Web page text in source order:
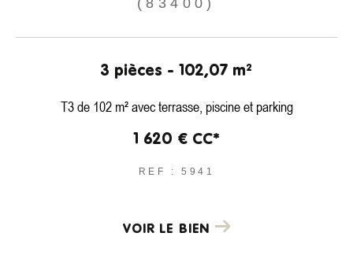
(83400)
3 pièces - 102,07 m²
T3 de 102 m² avec terrasse, piscine et parking
1 620 € CC*
REF : 5941
VOIR LE BIEN